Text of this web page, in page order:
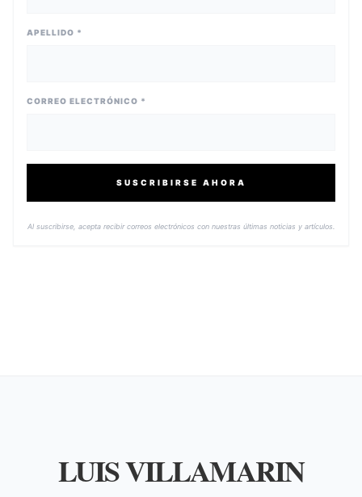
APELLIDO *
CORREO ELECTRÓNICO *
SUSCRIBIRSE AHORA
Al suscribirse, acepta recibir correos electrónicos con nuestras últimas noticias y artículos.
LUIS VILLAMARIN